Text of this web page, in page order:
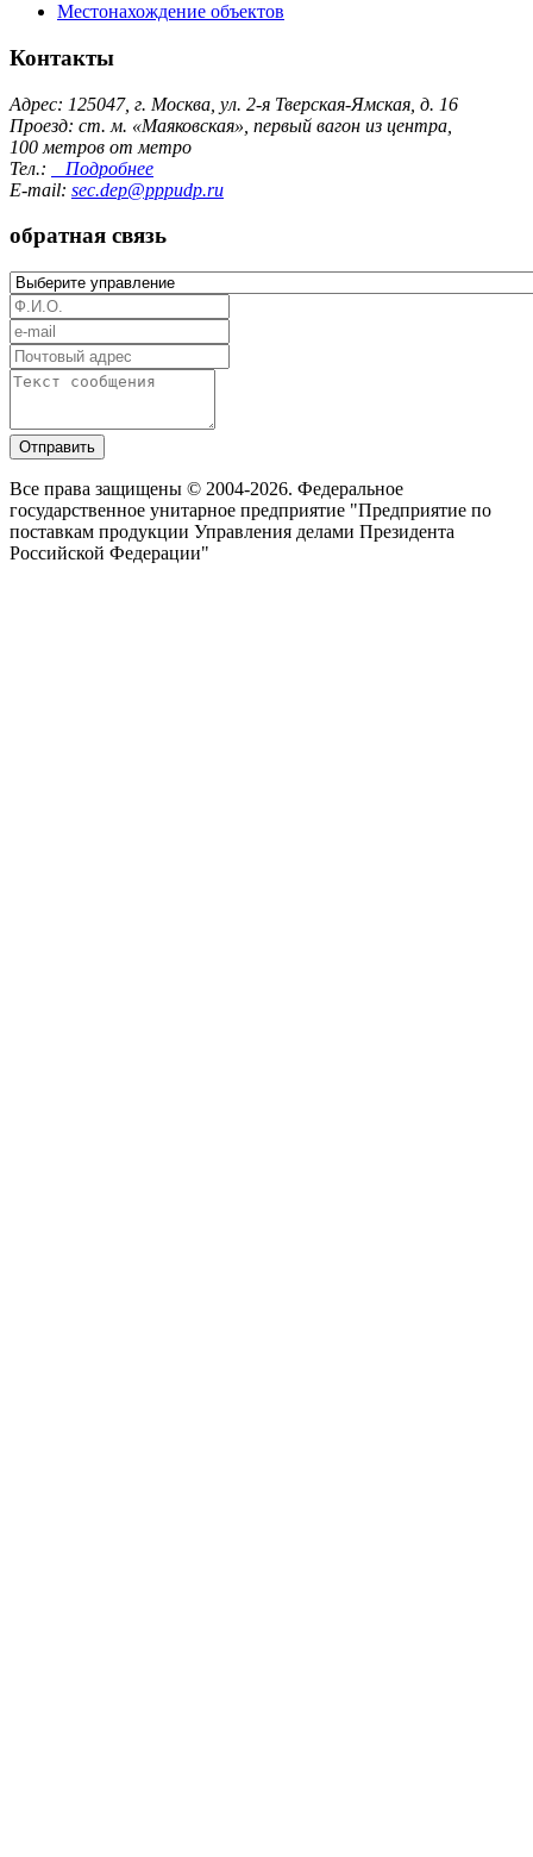
Местонахождение объектов
Контакты
Адрес: 125047, г. Москва, ул. 2-я Тверская-Ямская, д. 16
Проезд: ст. м. «Маяковская», первый вагон из центра,
100 метров от метро
Тел.:
Подробнее
E-mail: sec.dep@pppudp.ru
обратная связь
Отправить
Все права защищены © 2004-2026. Федеральное
государственное унитарное предприятие "Предприятие по
поставкам продукции Управления делами Президента
Российской Федерации"